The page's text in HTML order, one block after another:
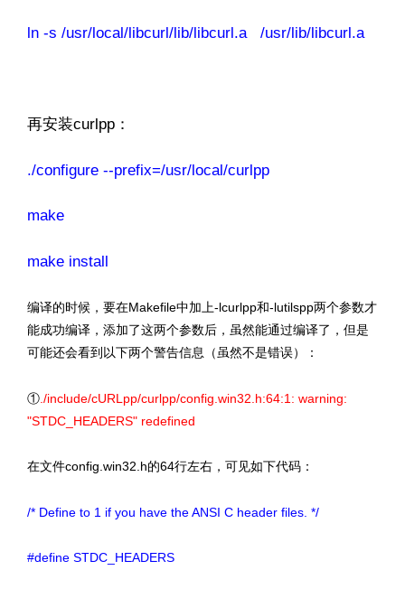
ln -s /usr/local/libcurl/lib/libcurl.a /usr/lib/libcurl.a
再安装curlpp：
./configure --prefix=/usr/local/curlpp
make
make install
编译的时候，要在Makefile中加上-lcurlpp和-lutilspp两个参数才
能成功编译，添加了这两个参数后，虽然能通过编译了，但是
可能还会看到以下两个警告信息（虽然不是错误）：
① ./include/cURLpp/curlpp/config.win32.h:64:1: warning:
"STDC_HEADERS" redefined
在文件config.win32.h的64行左右，可见如下代码：
/* Define to 1 if you have the ANSI C header files. */
#define STDC_HEADERS